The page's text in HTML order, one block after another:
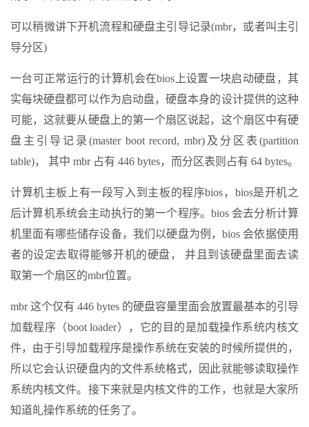
可以稍微讲下开机流程和硬盘主引导记录(mbr，或者叫主引
导分区)
一台可正常运行的计算机会在bios上设置一块启动硬盘，其
实每块硬盘都可以作为启动盘，硬盘本身的设计提供的这种
可能，这就要从硬盘上的第一个扇区说起，这个扇区中有硬
盘主引导记录(master boot record, mbr)及分区表(partition
table)， 其中 mbr 占有 446 bytes，而分区表则占有 64 bytes。
计算机主板上有一段写入到主板的程序bios，bios是开机之
后计算机系统会主动执行的第一个程序。bios 会去分析计算
机里面有哪些储存设备，我们以硬盘为例，bios 会依据使用
者的设定去取得能够开机的硬盘， 并且到该硬盘里面去读
取第一个扇区的mbr位置。
mbr 这个仅有 446 bytes 的硬盘容量里面会放置最基本的引导
加载程序（boot loader），它的目的是加载操作系统内核文
件，由于引导加载程序是操作系统在安装的时候所提供的，
所以它会认识硬盘内的文件系统格式，因此就能够读取操作
系统内核文件。接下来就是内核文件的工作，也就是大家所
知道癿操作系统的任务了。